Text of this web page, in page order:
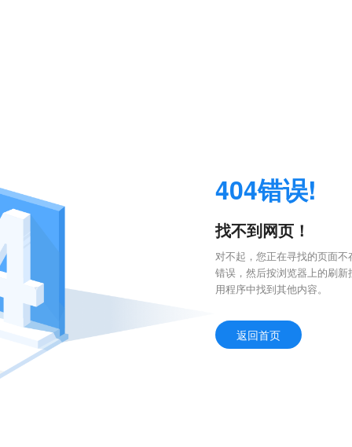
404错误!
找不到网页！
对不起，您正在寻找的页面
错误，然后按浏览器上的刷
用程序中找到其他内容。
返回首页